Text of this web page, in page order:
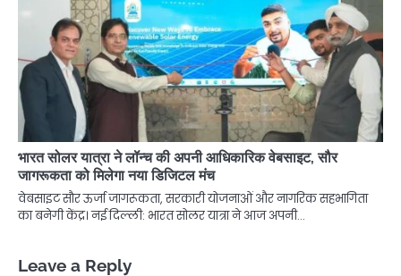
भारत सोलर यात्रा ने लॉन्च की अपनी आधिकारिक वेबसाइट, सौर
जागरूकता को मिलेगा नया डिजिटल मंच
वेबसाइट सौर ऊर्जा जागरूकता, सरकारी योजनाओं और नागरिक सहभागिता
का बनेगी केंद्र। नई दिल्ली: भारत सोलर यात्रा ने आज अपनी…
Leave a Reply